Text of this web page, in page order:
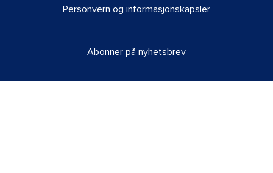
Personvern og informasjonskapsler
Abonner på nyhetsbrev